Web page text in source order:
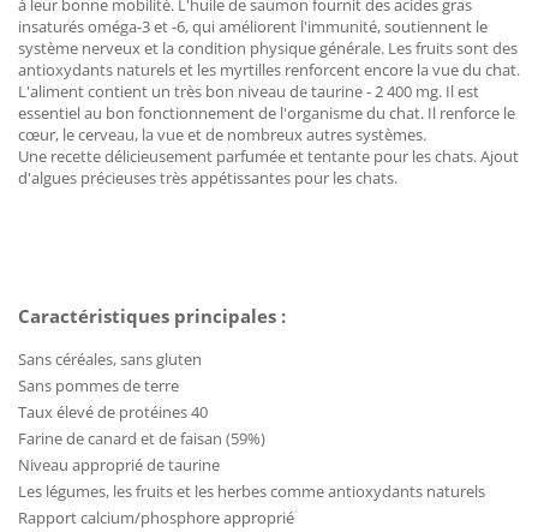
à leur bonne mobilité. L'huile de saumon fournit des acides gras
insaturés oméga-3 et -6, qui améliorent l'immunité, soutiennent le
système nerveux et la condition physique générale. Les fruits sont des
antioxydants naturels et les myrtilles renforcent encore la vue du chat.
L'aliment contient un très bon niveau de taurine - 2 400 mg. Il est
essentiel au bon fonctionnement de l'organisme du chat. Il renforce le
cœur, le cerveau, la vue et de nombreux autres systèmes.
Une recette délicieusement parfumée et tentante pour les chats. Ajout
d'algues précieuses très appétissantes pour les chats.
Caractéristiques principales :
Sans céréales, sans gluten
Sans pommes de terre
Taux élevé de protéines 40
Farine de canard et de faisan (59%)
Niveau approprié de taurine
Les légumes, les fruits et les herbes comme antioxydants naturels
Rapport calcium/phosphore approprié